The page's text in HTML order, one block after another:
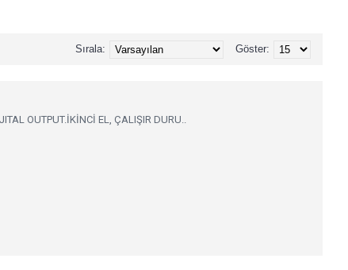
Göster:
Sırala:
OUTPUT.İKİNCİ EL, ÇALIŞIR DURU..